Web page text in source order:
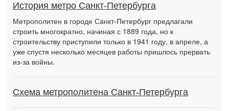
История метро Санкт-Петербурга
Метрополитен в городе Санкт-Петербург предлагали
строить многократно, начиная с 1889 года, но к
строительству приступили только в 1941 году, в апреле, а
уже спустя несколько месяцев работы пришлось прервать
из-за войны.
Схема метрополитена Санкт-Петербурга